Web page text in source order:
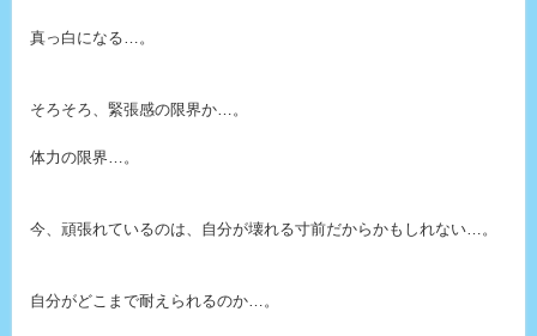
真っ白になる…。
そろそろ、緊張感の限界か…。
体力の限界…。
今、頑張れているのは、自分が壊れる寸前だからかもしれない…。
自分がどこまで耐えられるのか…。